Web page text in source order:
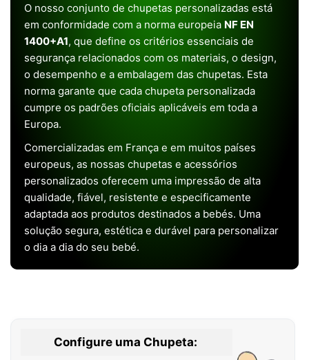
O nosso conjunto de chupetas personalizadas está
em conformidade com a norma europeia NF EN
1400+A1, que define os critérios essenciais de
segurança relacionados com os materiais, o design,
o desempenho e a embalagem das chupetas. Esta
norma garante que cada chupeta personalizada
cumpre os padrões oficiais aplicáveis em toda a
Europa.
Comercializadas em França e em muitos países
europeus, as nossas chupetas e acessórios
personalizados oferecem uma impressão de alta
qualidade, fiável, resistente e especificamente
adaptada aos produtos destinados a bebés. Uma
solução segura, estética e durável para personalizar
o dia a dia do seu bebé.
Configure uma Chupeta: